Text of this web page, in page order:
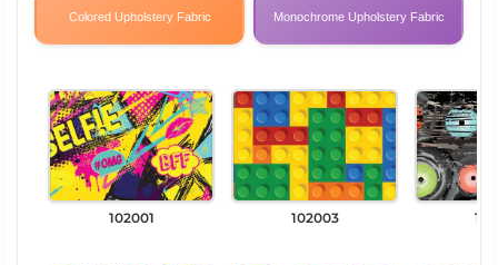
Colored Upholstery Fabric Monochrome Upholstery Fabric
102001 102003